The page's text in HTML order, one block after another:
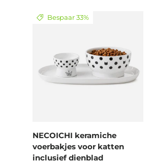
Bespaar 33%
NECOICHI keramiche
voerbakjes voor katten
inclusief dienblad